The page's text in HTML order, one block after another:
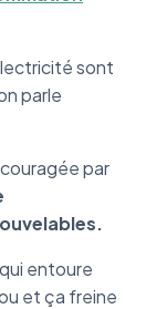
sont
parle
par
entoure
et ça freine